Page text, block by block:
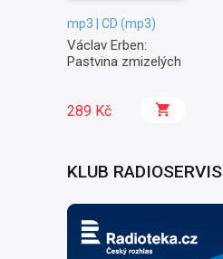
mp3 | CD (mp3)
Václav Erben:
Pastvina zmizelých
289 Kč
KLUB RADIOSERVIS